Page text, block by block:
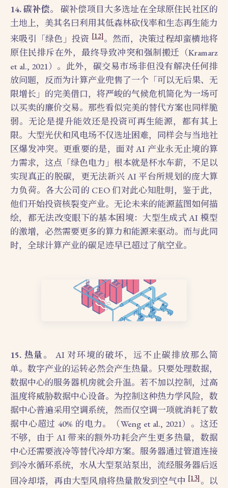
14. 碳补偿。
碳补偿项目大多选址在全球原住民社区的
土地上，美其名曰利用其低森林砍伐率和生态再生能力
来吸引「绿色」投资[12]。然而，决策过程却蛮横地将
原住民排斥在外，最终导致冲突和强制搬迁（Kramarz
et al., 2021）。此外，碳交易市场非但没有解决任何排
放问题，反而为计算产业兜售了一个「可以无后果、无
限增长」的完美借口，将严峻的气候危机简化为一场可
以买卖的廉价交易。那些看似完美的替代方案也同样脆
弱。无论是提升能效还是投资可再生能源，都有其上
限。大型光伏和风电场不仅选址困难，同样会与当地社
区爆发冲突。更重要的是，面对 AI 产业永无止境的算
力需求，这点「绿色电力」根本就是杯水车薪，不足以
实现真正的脱碳，更无法新兴 AI 平台所规划的庞大算
力负荷。各大公司的 CEO 们对此心知肚明，鉴于此，
他们开始投资核裂变产业。无论未来的能源蓝图如何描
绘，都无法改变眼下的基本困境：大型生成式 AI 模型
的激增，必然需要更多的算力和能源来驱动。而与此同
时，全球计算产业的碳足迹早已超过了航空业。
15. 热量。
AI 对环境的破坏，远不止碳排放那么简
单。数字产业的运转必然会产生热量。只要处理数据，
数据中心的服务器机房就会升温。若不加以控制，过高
温度将威胁数据中心设备。为控制这种热力学风险，数
据中心普遍采用空调系统，然而仅空调一项就消耗了数
据中心超过 40% 的电力。（Weng et al., 2021）。这还
不够，由于 AI 带来的额外功耗会产生更多热量，数据
中心还需要液冷等替代冷却方案。服务器通过管道连接
到冷水循环系统，水从大型泵站泵出，流经服务器后返
回冷却塔，再由大型风扇将热量散发到空气中[13]。以